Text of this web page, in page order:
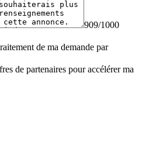
909/1000
de ma demande par
de partenaires pour accélérer ma